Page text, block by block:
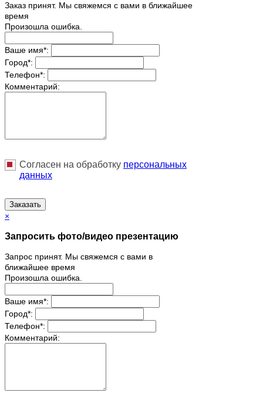
Заказ принят. Мы свяжемся с вами в ближайшее
время
Произошла ошибка.
Ваше имя*:
Город*:
Телефон*:
Комментарий:
Согласен на обработку персональныx
данных
Заказать
×
Запросить фото/видео презентацию
Запрос принят. Мы свяжемся с вами в
ближайшее время
Произошла ошибка.
Ваше имя*:
Город*:
Телефон*:
Комментарий: